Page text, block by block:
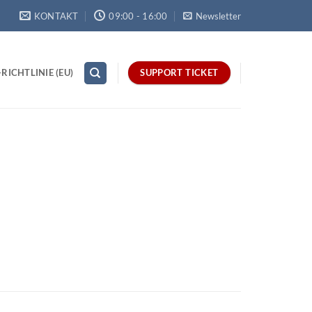
KONTAKT 09:00 - 16:00 Newsletter
(EU) SUPPORT TICKET